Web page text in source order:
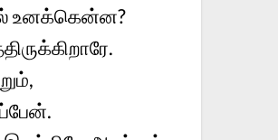
உனக்கென்ன?